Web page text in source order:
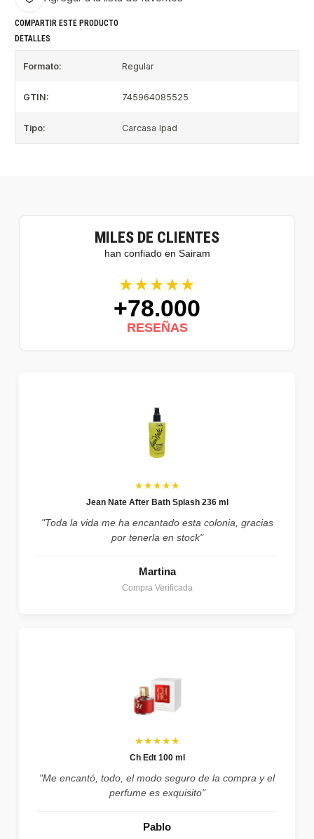
COMPARTIR ESTE PRODUCTO
DETALLES
Formato: Regular
GTIN: 745964085525
Tipo: Carcasa Ipad
MILES DE CLIENTES
han confiado en Sairam
★★★★★
+78.000
RESEÑAS
★★★★★
Jean Nate After Bath Splash 236 ml
"Toda la vida me ha encantado esta colonia, gracias
por tenerla en stock"
Martina
Compra Verificada
★★★★★
Ch Edt 100 ml
"Me encantó, todo, el modo seguro de la compra y el
perfume es exquisito"
Pablo